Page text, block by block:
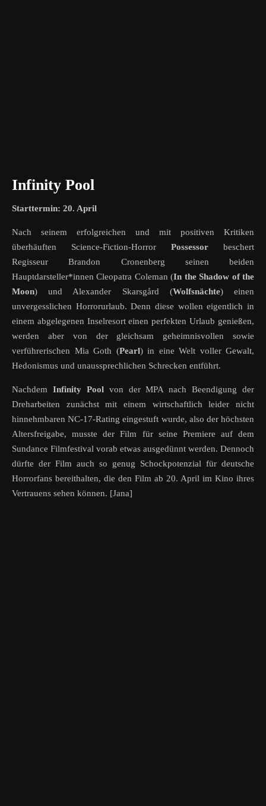
Infinity Pool
Starttermin: 20. April
Nach seinem erfolgreichen und mit positiven Kritiken
überhäuften Science-Fiction-Horror Possessor beschert
Regisseur Brandon Cronenberg seinen beiden
Hauptdarsteller*innen Cleopatra Coleman (In the Shadow of the
Moon) und Alexander Skarsgård (Wolfsnächte) einen
unvergesslichen Horrorurlaub. Denn diese wollen eigentlich in
einem abgelegenen Inselresort einen perfekten Urlaub genießen,
werden aber von der gleichsam geheimnisvollen sowie
verführerischen Mia Goth (Pearl) in eine Welt voller Gewalt,
Hedonismus und unaussprechlichen Schrecken entführt.
Nachdem Infinity Pool von der MPA nach Beendigung der
Dreharbeiten zunächst mit einem wirtschaftlich leider nicht
hinnehmbaren NC-17-Rating eingestuft wurde, also der höchsten
Altersfreigabe, musste der Film für seine Premiere auf dem
Sundance Filmfestival vorab etwas ausgedünnt werden. Dennoch
dürfte der Film auch so genug Schockpotenzial für deutsche
Horrorfans bereithalten, die den Film ab 20. April im Kino ihres
Vertrauens sehen können. [Jana]